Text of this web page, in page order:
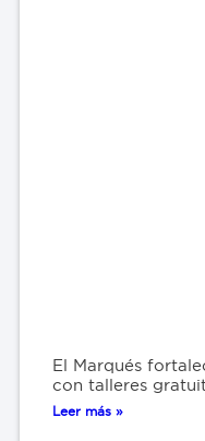
El Marqués
con talleres
Leer más »